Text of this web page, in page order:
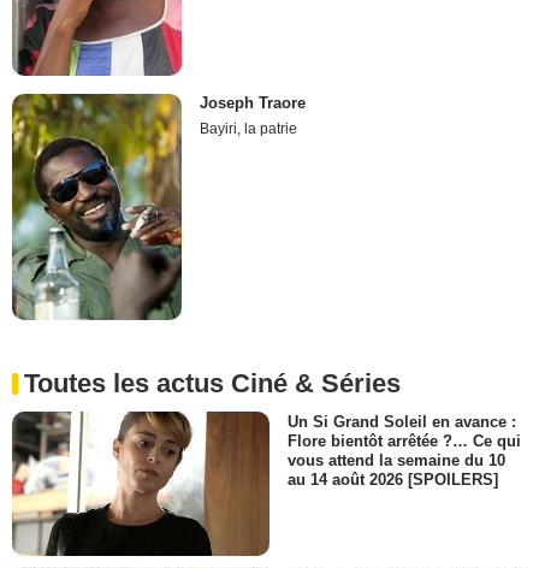
Joseph Traore
Bayiri, la patrie
Toutes les actus Ciné & Séries
Un Si Grand Soleil en avance :
Flore bientôt arrêtée ?… Ce qui
vous attend la semaine du 10
au 14 août 2026 [SPOILERS]